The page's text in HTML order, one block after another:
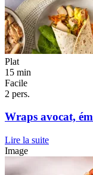
Plat
15 min
Facile
2 pers.
Wraps avocat,
Lire la suite
Image